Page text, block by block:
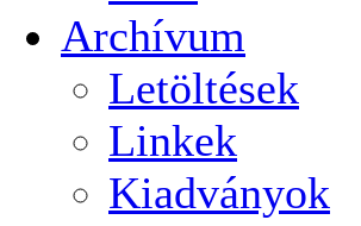
Archívum
Letöltések
Linkek
Kiadványok